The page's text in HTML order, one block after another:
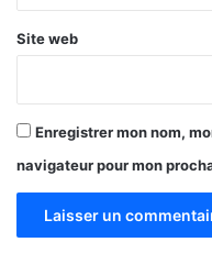
Site web
Enregistrer mon nom,
navigateur pour mon